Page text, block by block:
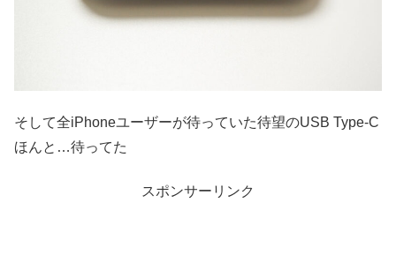
そして全iPhoneユーザーが待っていた待望のUSB Type-C
ほんと…待ってた
スポンサーリンク